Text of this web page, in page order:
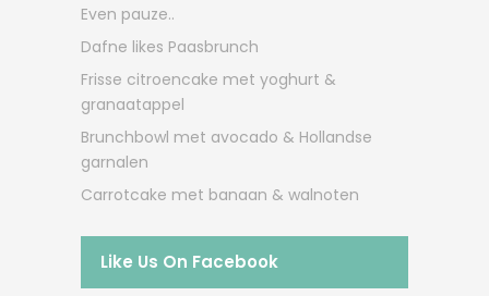
Even pauze..
Dafne likes Paasbrunch
Frisse citroencake met yoghurt &
granaatappel
Brunchbowl met avocado & Hollandse
garnalen
Carrotcake met banaan & walnoten
Like Us On Facebook